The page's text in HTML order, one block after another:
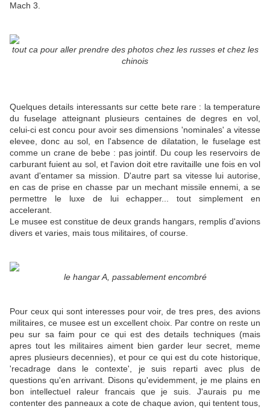
Mach 3.
tout ca pour aller prendre des photos chez les russes et chez les
chinois
Quelques details interessants sur cette bete rare : la temperature
du fuselage atteignant plusieurs centaines de degres en vol,
celui-ci est concu pour avoir ses dimensions 'nominales' a vitesse
elevee, donc au sol, en l'absence de dilatation, le fuselage est
comme un crane de bebe : pas jointif. Du coup les reservoirs de
carburant fuient au sol, et l'avion doit etre ravitaille une fois en vol
avant d'entamer sa mission. D'autre part sa vitesse lui autorise,
en cas de prise en chasse par un mechant missile ennemi, a se
permettre le luxe de lui echapper... tout simplement en
accelerant.
Le musee est constitue de deux grands hangars, remplis d'avions
divers et varies, mais tous militaires, of course.
le hangar A, passablement encombré
Pour ceux qui sont interesses pour voir, de tres pres, des avions
militaires, ce musee est un excellent choix. Par contre on reste un
peu sur sa faim pour ce qui est des details techniques (mais
apres tout les militaires aiment bien garder leur secret, meme
apres plusieurs decennies), et pour ce qui est du cote historique,
'recadrage dans le contexte', je suis reparti avec plus de
questions qu'en arrivant. Disons qu'evidemment, je me plains en
bon intellectuel raleur francais que je suis. J'aurais pu me
contenter des panneaux a cote de chaque avion, qui tentent tous,